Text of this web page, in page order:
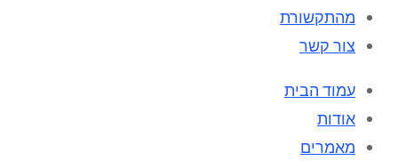
מהתקשורת
צור קשר
עמוד הבית
אודות
מאמרים